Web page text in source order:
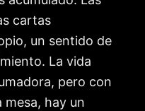
cartas
un sentido de
La vida
pero con
mesa, hay un